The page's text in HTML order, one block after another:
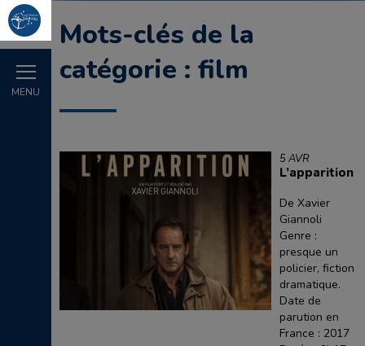
MENU
Mots-clés de la
catégorie : film
5 AVR
L’apparition
De Xavier
Giannoli
Genre :
presque un
policier, fiction
dramatique.
Date de
parution en
France : 2017